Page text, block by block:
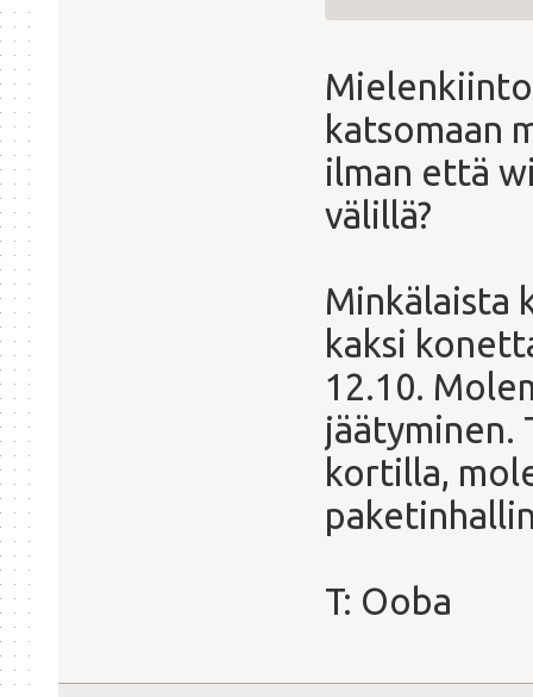
katsomaan
ilman että
välillä?
Minkälaista
kaksi
12.10.
jäätyminen.
kortilla,
T: Ooba